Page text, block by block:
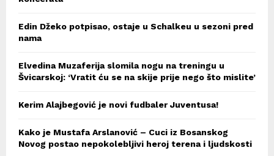
Edin Džeko potpisao, ostaje u Schalkeu u sezoni pred
nama
Elvedina Muzaferija slomila nogu na treningu u
Švicarskoj: ‘Vratit ću se na skije prije nego što mislite’
Kerim Alajbegović je novi fudbaler Juventusa!
Kako je Mustafa Arslanović – Cuci iz Bosanskog
Novog postao nepokolebljivi heroj terena i ljudskosti